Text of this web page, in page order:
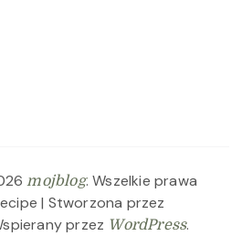
mojblog. Wszelkie prawa
| Stworzona przez
przez WordPress.